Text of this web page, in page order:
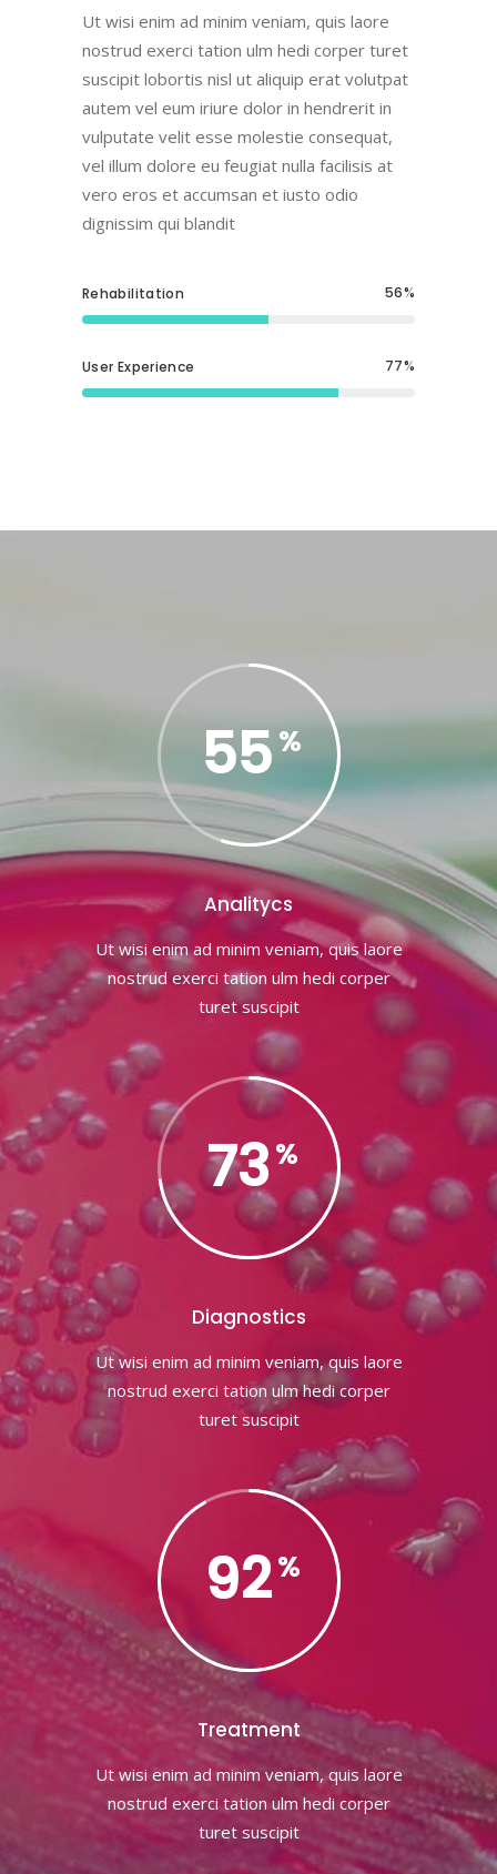
Ut wisi enim ad minim veniam, quis laore
nostrud exerci tation ulm hedi corper turet
suscipit lobortis nisl ut aliquip erat volutpat
autem vel eum iriure dolor in hendrerit in
vulputate velit esse molestie consequat,
vel illum dolore eu feugiat nulla facilisis at
vero eros et accumsan et iusto odio
dignissim qui blandit
Rehabilitation 56
User Experience 77
55
Analitycs
Ut wisi enim ad minim veniam, quis laore
nostrud exerci tation ulm hedi corper
turet suscipit
73
Diagnostics
Ut wisi enim ad minim veniam, quis laore
nostrud exerci tation ulm hedi corper
turet suscipit
92
Treatment
Ut wisi enim ad minim veniam, quis laore
nostrud exerci tation ulm hedi corper
turet suscipit